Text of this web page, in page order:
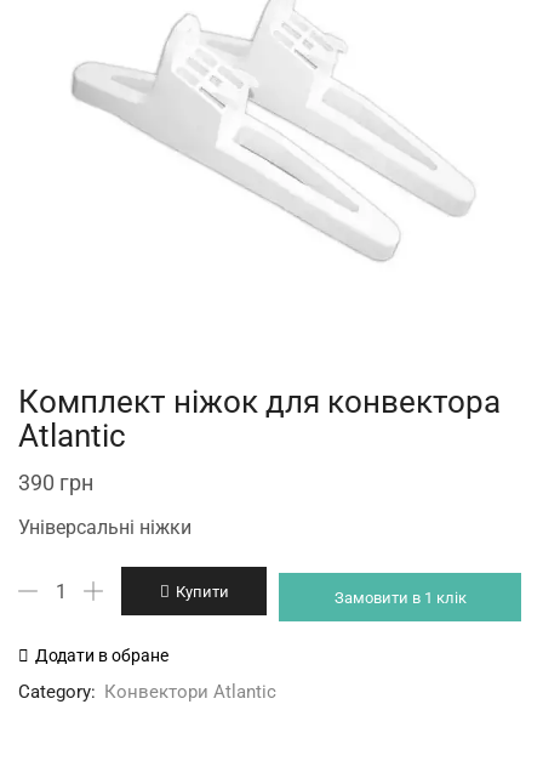
Комплект ніжок для конвектора
Atlantic
390 грн
Універсальні ніжки
Комплект
для
Atlantic
Купити Замовити в 1 клік
Додати в обране
Category: Конвектори Atlantic